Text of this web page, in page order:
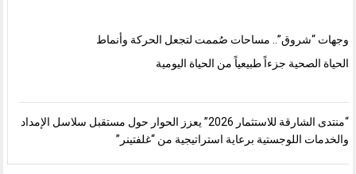
وجهات “شروق”.. مساحات صُممت لتجعل الحركة وأنماط
الحياة الصحية جزءاً طبيعياً من الحياة اليومية
“منتدى الشارقة للاستثمار 2026” يعزز الحوار حول مستقبل سلاسل الإمداد
والخدمات اللوجستية برعاية استراتيجية من “غلفتينر”